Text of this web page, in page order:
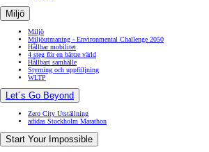
Miljö
Miljö
Miljöutmaning - Environmental Challenge 2050
Hållbar mobilitet
4 steg för en bättre värld
Hållbart samhälle
Styrning och uppföljning
WLTP
Let´s Go Beyond
Zero City Utställning
adidas Stockholm Marathon
Start Your Impossible